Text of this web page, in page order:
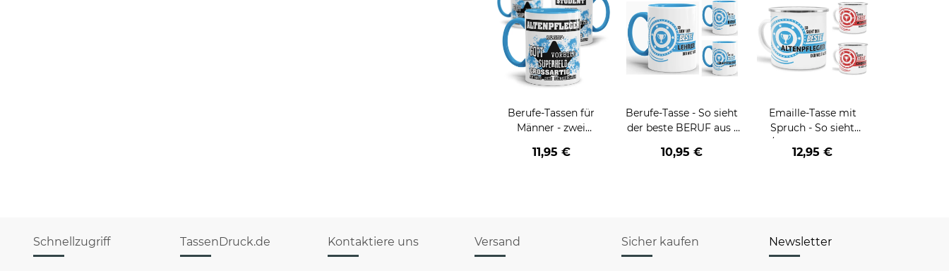
Berufe-Tassen für
Männer - zwei
11,95 €
Berufe-Tasse - So sieht
der beste BERUF aus -
Männer - Hellblau
10,95 €
Emaille-Tasse mit
Spruch - So sieht
- aus
12,95 €
Schnellzugriff TassenDruck.de Kontaktiere uns Versand Sicher kaufen Newsletter